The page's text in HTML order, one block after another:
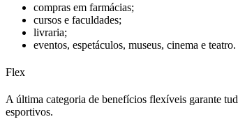
compras em farmácias;
cursos e faculdades;
livraria;
eventos, espetáculos, museus, cinema e teatro.
Flex
A última categoria de benefícios flexíveis garante
esportivos.